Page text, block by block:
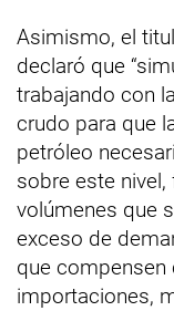
Asimismo, el
declaró que
trabajando con
crudo para que
petróleo
sobre este
volúmenes que
exceso de
que compensen
importaciones,